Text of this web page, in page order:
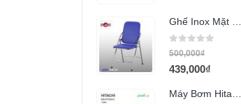
Ghế Inox Mặt Niệm Simili GX25
0out of 5
500,000₫
439,000₫
Máy Bơm Hitachi WM_P750GX